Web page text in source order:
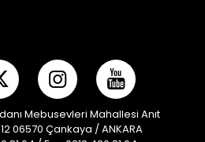
Mebusevleri Mahallesi Anıt
06570 Çankaya / ANKARA